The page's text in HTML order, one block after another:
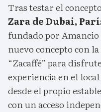
Tras testar el
Zara de Dubai,
fundado por
nuevo concepto con
“Zacaffé” para
experiencia en el local
desde el propio
con un acceso